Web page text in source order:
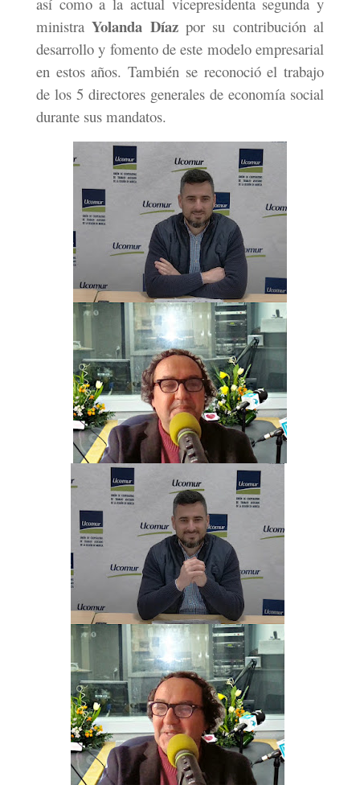
ministraYolanda Díazpor su contribución al
desarrollo y fomento de este modelo empresarial
en estos años. También se reconoció el trabajo
de los 5 directores generales de economía social
durante sus mandatos.